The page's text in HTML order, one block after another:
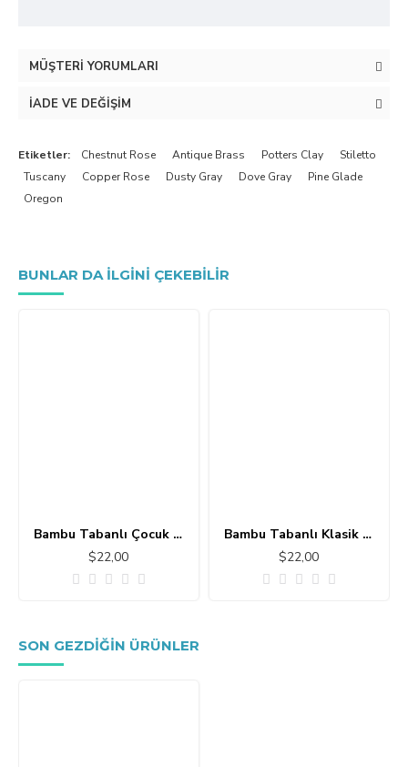
MÜŞTERI YORUMLARI
İADE VE DEĞIŞIM
Etiketler: Chestnut Rose Antique Brass Potters Clay
Stiletto
Tuscany
Copper Rose Dusty Gray Dove Gray
Pine Glade
Oregon
BUNLAR DA ILGINI ÇEKEBILIR
Bambu Tabanlı Çocuk Halısı MC101
$22,00
Bambu Tabanlı Klasik Halı MS109
$22,00
SON GEZDIĞIN ÜRÜNLER